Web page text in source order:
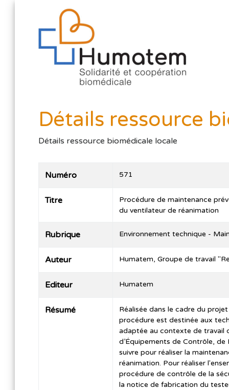
Détails ressource
Détails ressource biomédicale locale
Numéro 571
Titre
Procédure de maintenance
du ventilateur de réanimation
Rubrique Environnement technique -
Auteur Humatem, Groupe de travail
Editeur Humatem
Résumé
Réalisée dans le cadre du
procédure est destinée aux
adaptée au contexte de travail
d’Équipements de Contrôle,
suivre pour réaliser la
réanimation. Pour réaliser
procédure de contrôle de la
la notice de fabrication du